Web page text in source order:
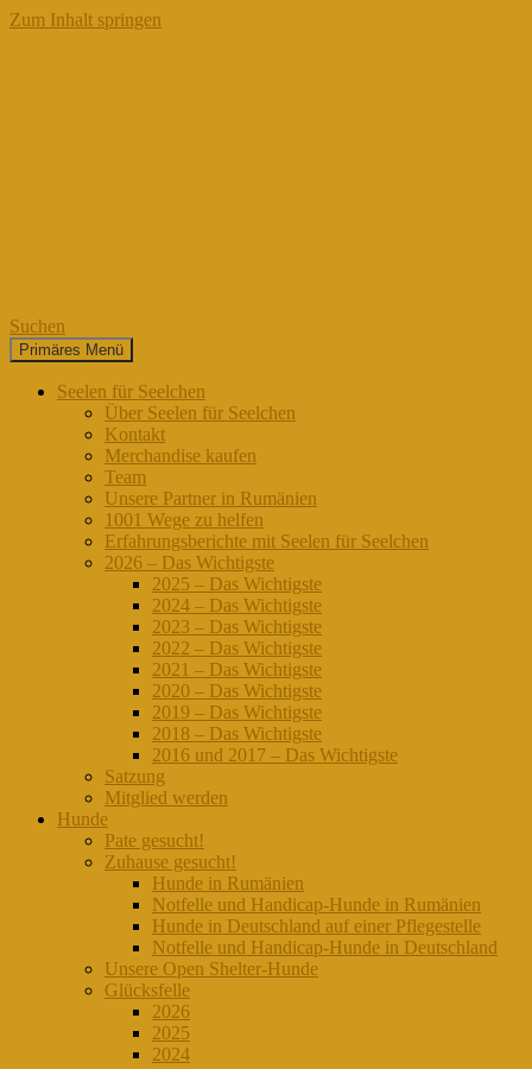
Zum Inhalt springen
Seelen für Seelchen
Suchen
Primäres Menü
Seelen für Seelchen
Über Seelen für Seelchen
Kontakt
Merchandise kaufen
Team
Unsere Partner in Rumänien
1001 Wege zu helfen
Erfahrungsberichte mit Seelen für Seelchen
2026 – Das Wichtigste
2025 – Das Wichtigste
2024 – Das Wichtigste
2023 – Das Wichtigste
2022 – Das Wichtigste
2021 – Das Wichtigste
2020 – Das Wichtigste
2019 – Das Wichtigste
2018 – Das Wichtigste
2016 und 2017 – Das Wichtigste
Satzung
Mitglied werden
Hunde
Pate gesucht!
Zuhause gesucht!
Hunde in Rumänien
Notfelle und Handicap-Hunde in Rumänien
Hunde in Deutschland auf einer Pflegestelle
Notfelle und Handicap-Hunde in Deutschland
Unsere Open Shelter-Hunde
Glücksfelle
2026
2025
2024